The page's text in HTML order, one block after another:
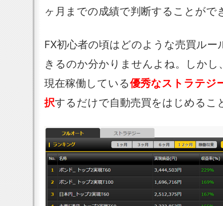
ヶ月までの成績で判断することがで
FX初心者の頃はどのような売買ル
きるのか分かりませんよね。しか
現在稼働している優秀なストラテジ
択するだけで自動売買をはじめるこ